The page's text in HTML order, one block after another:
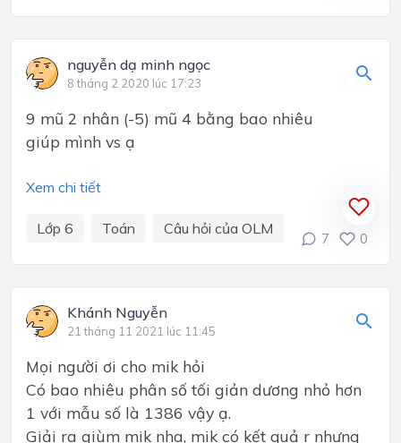
nguyễn dạ minh ngọc
8 tháng 2 2020 lúc 17:23
9 mũ 2 nhân (-5) mũ 4 bằng bao nhiêu
giúp mình vs ạ
Xem chi tiết
Lớp 6 Toán Câu hỏi của OLM
7 0
Khánh Nguyễn
21 tháng 11 2021 lúc 11:45
Mọi người ơi cho mik hỏi
Có bao nhiêu phân số tối giản dương nhỏ hơn
1 với mẫu số là 1386 vậy ạ.
Giải ra giùm mik nha, mik có kết quả r nhưng